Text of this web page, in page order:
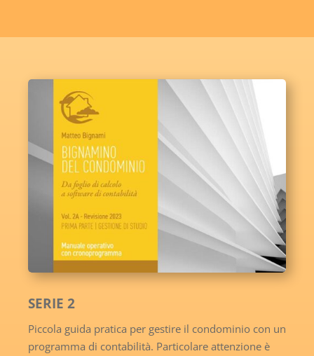
SERIE 2
Piccola guida pratica per gestire il condominio con un
programma di contabilità. Particolare attenzione è